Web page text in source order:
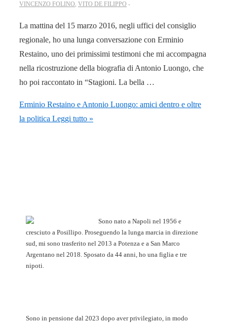
VINCENZO FOLINO, VITO DE FILIPPO
La mattina del 15 marzo 2016, negli uffici del consiglio
regionale, ho una lunga conversazione con Erminio
Restaino, uno dei primissimi testimoni che mi accompagna
nella ricostruzione della biografia di Antonio Luongo, che
ho poi raccontato in “Stagioni. La bella …
Erminio Restaino e Antonio Luongo: amici dentro e oltre
la politica Leggi tutto »
Sono nato a Napoli nel 1956 e
cresciuto a Posillipo. Proseguendo la lunga marcia in direzione
sud, mi sono trasferito nel 2013 a Potenza e a San Marco
Argentano nel 2018. Sposato da 44 anni, ho una figlia e tre
nipoti.
Sono in pensione dal 2023 dopo aver privilegiato, in modo